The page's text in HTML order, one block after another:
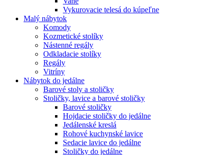
Vykurovacie telesá do kúpeľne
Malý nábytok
Komody
Kozmetické stolíky
Nástenné regály
Odkladacie stolíky
Regály
Vitríny
Nábytok do jedálne
Barové stoly a stoličky
Stoličky, lavice a barové stoličky
Barové stoličky
Hojdacie stoličky do jedálne
Jedálenské kreslá
Rohové kuchynské lavice
Sedacie lavice do jedálne
Stoličky do jedálne